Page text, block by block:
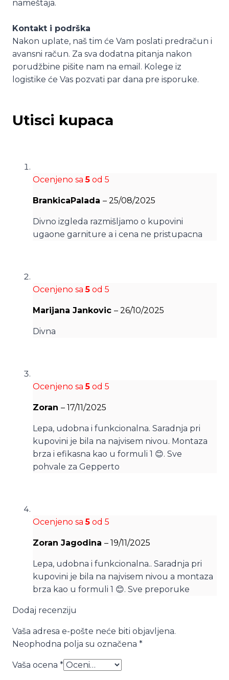
nameštaja.
Kontakt i podrška
Nakon uplate, naš tim će Vam poslati predračun i
avansni račun. Za sva dodatna pitanja nakon
porudžbine pišite nam na email. Kolege iz
logistike će Vas pozvati par dana pre isporuke.
Utisci kupaca
Ocenjeno sa5 od 5
BrankicaPalada – 25/08/2025
Divno izgleda razmišljamo o kupovini
ugaone garniture a i cena ne pristupacna
Ocenjeno sa5 od 5
Marijana Jankovic – 26/10/2025
Divna
Ocenjeno sa5 od 5
Zoran – 17/11/2025
Lepa, udobna i funkcionalna. Saradnja pri
kupovini je bila na najvisem nivou. Montaza
brza i efikasna kao u formuli 1 😊. Sve
pohvale za Gepperto
Ocenjeno sa5 od 5
Zoran Jagodina – 19/11/2025
Lepa, udobna i funkcionalna.. Saradnja pri
kupovini je bila na najvisem nivou a montaza
brza kao u formuli 1 😊. Sve preporuke
Dodaj recenziju
Vaša adresa e-pošte neće biti objavljena.
Neophodna polja su označena *
Vaša ocena *